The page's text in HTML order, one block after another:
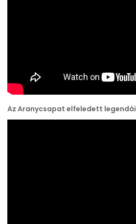
Az Aranycsapat elfeledett legendái